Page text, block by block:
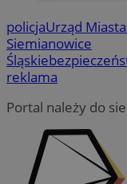
policjaUrząd Miasta
Siemianowice
Śląskie
reklama
Portal należy do